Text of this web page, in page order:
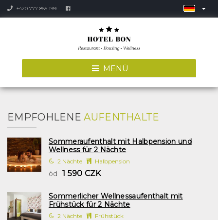
+420 777 855 199
MENÜ
EMPFOHLENEAUFENTHALTE
Sommeraufenthalt mit Halbpension und
Wellness für 2 Nächte
2 Nächte Halbpension
ód 1 590 CZK
Sommerlicher Wellnessaufenthalt mit
Frühstück für 2 Nächte
2 Nächte Frühstück